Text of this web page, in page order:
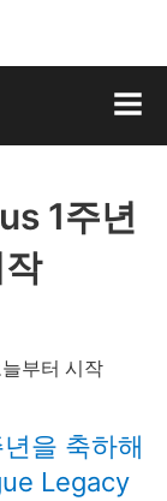
1주년
을 축하해
Legacy